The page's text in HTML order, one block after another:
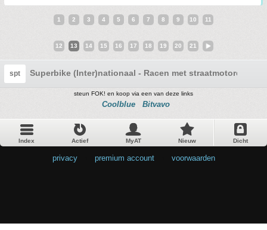
1 2 3 4 5 6 7 8 9 10 11
12 13 14 15 16 17 18 19 20 21
spt Superbike (Inter)nationaal - Racen met straatmotoren
steun FOK! en koop via een van deze links
Coolblue Bitvavo
Index Actief MyAT Nieuw Dicht
privacy premium account voorwaarden